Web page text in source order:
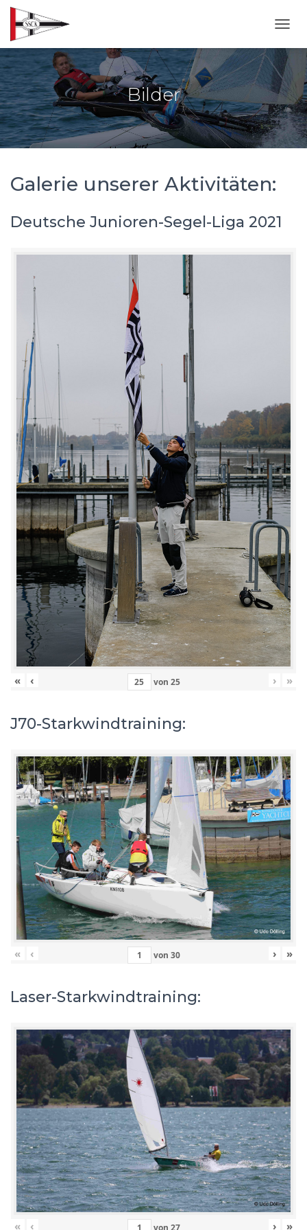
Bilder
Galerie unserer Aktivitäten:
Deutsche Junioren-Segel-Liga 2021
« ‹ von 25 › »
J70-Starkwindtraining:
« ‹ von 30 › »
Laser-Starkwindtraining:
« ‹ › »